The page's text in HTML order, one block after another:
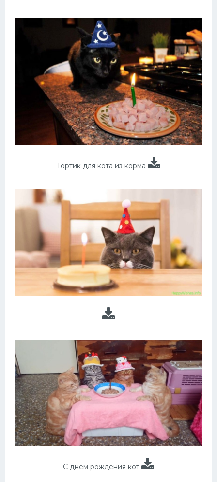
Тортик для кота из корма
С днем рождения кот